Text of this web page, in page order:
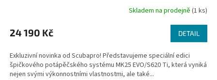
Skladem na prodejně (1 ks)
24 190 Kč DETAIL
Exkluzivní novinka od Scubapro! Představujeme speciální edici
špičkového potápěčského systému MK25 EVO/S620 Ti, která vyniká
nejen svými výkonnostními vlastnostmi, ale také...